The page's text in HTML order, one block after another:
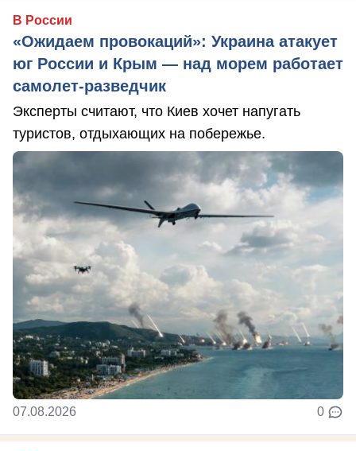
В России
«Ожидаем провокаций»: Украина атакует
юг России и Крым — над морем работает
самолет-разведчик
Эксперты считают, что Киев хочет напугать
туристов, отдыхающих на побережье.
07.08.2026 0